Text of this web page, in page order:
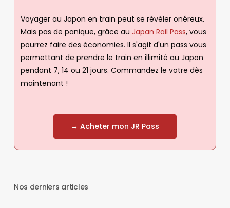
Voyager au Japon en train peut se révéler onéreux.
Mais pas de panique, grâce au Japan Rail Pass, vous
pourrez faire des économies. Il s'agit d'un pass vous
permettant de prendre le train en illimité au Japon
pendant 7, 14 ou 21 jours. Commandez le votre dès
maintenant !
→ Acheter mon JR Pass
Nos derniers articles